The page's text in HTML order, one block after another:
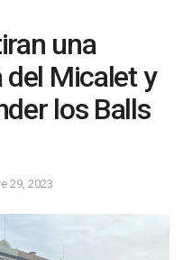
una
del Micalet y
los Balls
29, 2023